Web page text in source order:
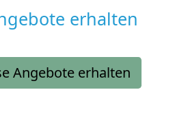
erhalten
Angebote erhalten